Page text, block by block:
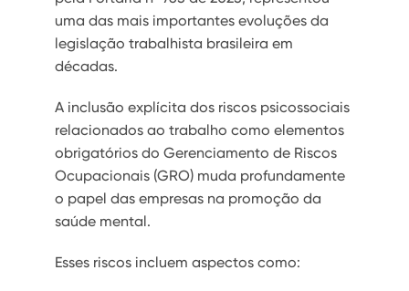
uma das mais importantes evoluções da
legislação trabalhista brasileira em
décadas.
A inclusão explícita dos riscos psicossociais
relacionados ao trabalho como elementos
obrigatórios do Gerenciamento de Riscos
Ocupacionais (GRO) muda profundamente
o papel das empresas na promoção da
saúde mental.
Esses riscos incluem aspectos como: